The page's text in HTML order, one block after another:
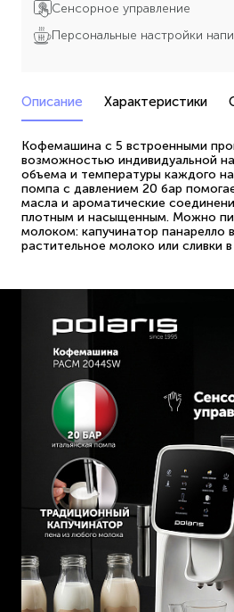
Сенсорное управление
Персональные настройки
Описание Характеристики
Кофемашина с 5 встроенными
возможностью индивидуальной
объема и температуры каждого
помпа с давлением 20 бар
масла и ароматические
плотным и насыщенным. Можно
молоком: капучинатор панарелло
растительное молоко или сливки